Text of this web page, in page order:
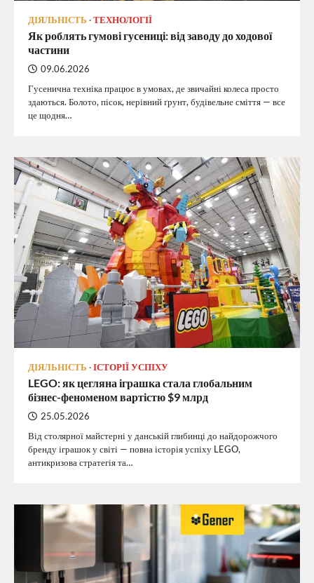
ДІЯЛЬНІСТЬ ТЕХНОЛОГІЇ
Як роблять гумові гусениці: від заводу до ходової
частини
09.06.2026
Гусенична техніка працює в умовах, де звичайні колеса просто
здаються. Болото, пісок, нерівний ґрунт, будівельне сміття — все
це щодня…
ДІЯЛЬНІСТЬ ІСТОРІЇ УСПІХУ
LEGO: як цегляна іграшка стала глобальним
бізнес-феноменом вартістю $9 млрд
25.05.2026
Від столярної майстерні у данській глибинці до найдорожчого
бренду іграшок у світі — повна історія успіху LEGO,
антикризова стратегія та…